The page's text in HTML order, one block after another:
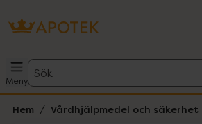
Meny
Sök
Hem Vårdhjälpmedel och säkerhet